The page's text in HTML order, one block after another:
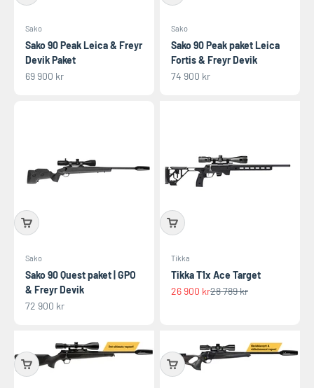
Sako
Sako 90 Peak Leica & Freyr
Devik Paket
REA-pris
69 900 kr
Sako
Sako 90 Peak paket Leica
Fortis & Freyr Devik
REA-pris
74 900 kr
Sako
Sako 90 Quest paket | GPO
& Freyr Devik
REA-pris
72 900 kr
Tikka
Tikka T1x Ace Target
REA-pris
26 900 krPris
28 789 kr